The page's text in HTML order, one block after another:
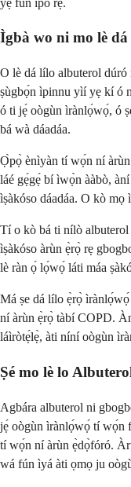
Ìgbà wo ni mo lè
O lè dá lílo albuterol
ṣùgbọ́n ìpinnu yìí yẹ kí ó
ó ti jẹ́ oògùn ìrànlọ́wọ́, ó
bá wà dáadáa.
Ọ̀pọ̀ ènìyàn tí wọ́n ní
láé gẹ́gẹ́ bí ìwọ̀n ààbò,
ìṣàkóso dáadáa. O kò
Tí o kò bá ti nílò albuterol
ìṣàkóso àrùn ẹ̀rọ̀ rẹ
lè ràn ọ́ lọ́wọ́ láti máa
Má ṣe dá lílo ẹ̀rọ̀
ní àrùn ẹ̀rọ̀ tàbí COPD.
láìròtẹ́lẹ̀, àti níní oògùn
Ṣé mo lè lo
Agbára albuterol ni
jẹ́ oògùn ìrànlọ́wọ́ tí wọ́n
tí wọ́n ní àrùn ẹ̀dọ̀fóró.
wá fún ìyá àti ọmọ ju